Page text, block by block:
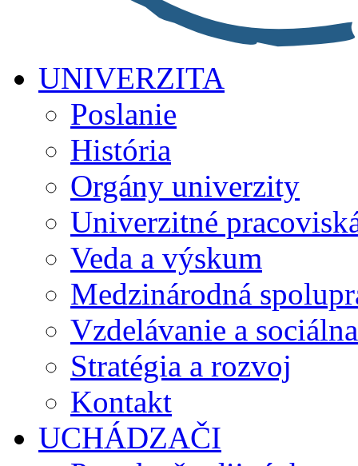
UNIVERZITA
Poslanie
História
Orgány univerzity
Univerzitné
Veda a výskum
Medzinárodná
Vzdelávanie a
Stratégia a rozvoj
Kontakt
UCHÁDZAČI